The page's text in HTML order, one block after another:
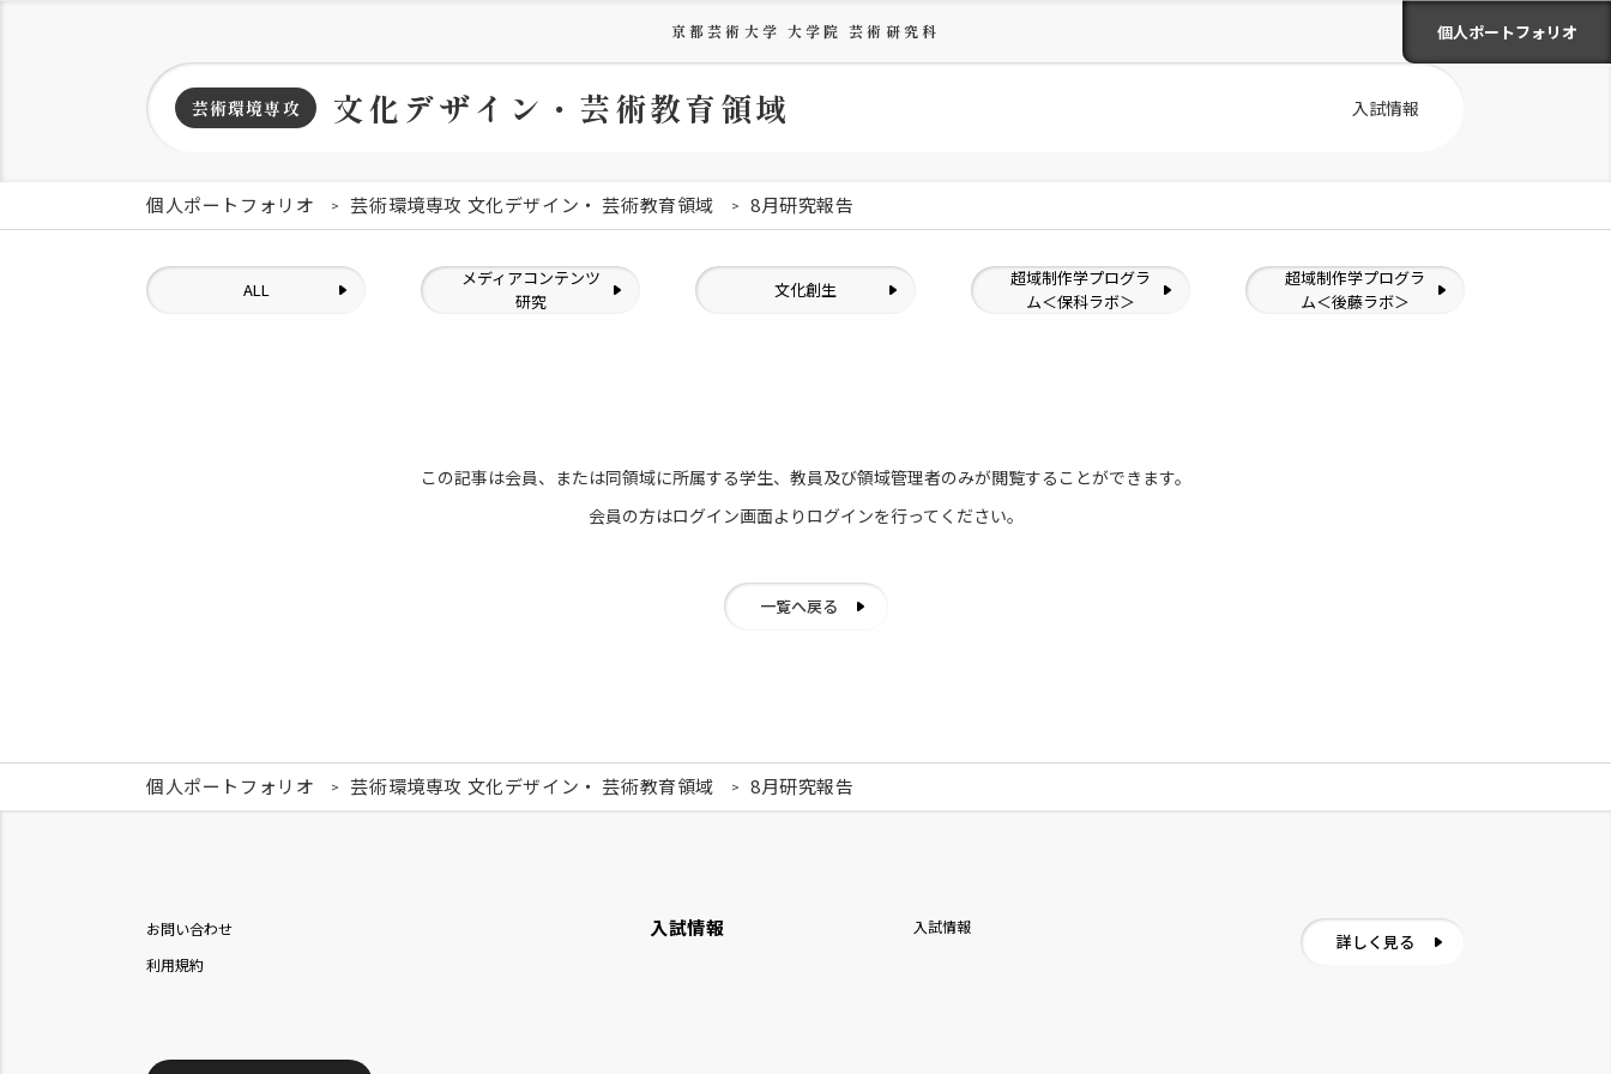
京都芸術大学 大学院 芸術研究科 個人ポートフォリオ
芸術環境専攻 文化デザイン・芸術教育領域 入試情報
個人ポートフォリオ 芸術環境専攻 文化デザイン・ 芸術教育領域 8月研究報告
ALL
メディアコンテンツ
研究
文化創生
超域制作学プログラ
ム＜保科ラボ＞
超域制作学プログラ
ム＜後藤ラボ＞
この記事は会員、または同領域に所属する学生、教員及び領域管理者のみが閲覧することができます。
会員の方はログイン画面より ログインを行ってください。
一覧へ戻る
個人ポートフォリオ 芸術環境専攻 文化デザイン・ 芸術教育領域 8月研究報告
お問い合わせ
利用規約
入試情報 入試情報
詳しく見る